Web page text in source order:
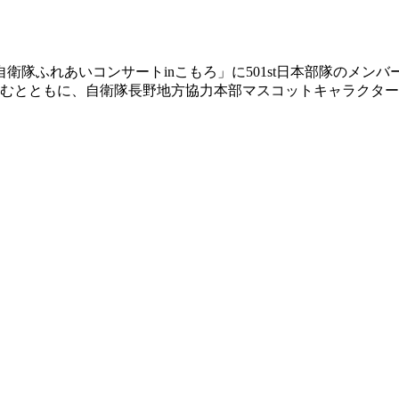
隊ふれあいコンサートinこもろ」に501st日本部隊のメンバ
とともに、自衛隊長野地方協力本部マスコットキャラクタ